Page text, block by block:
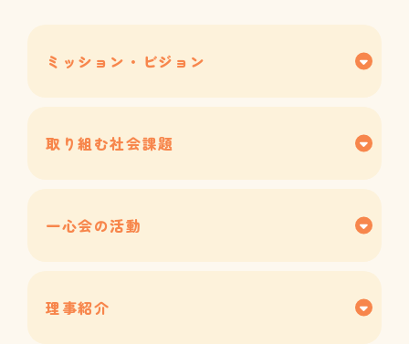
ミッション・ビジョン
取り組む社会課題
一心会の活動
理事紹介